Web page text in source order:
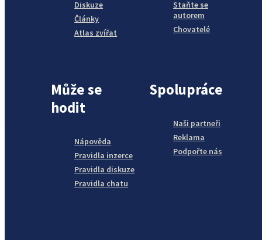
Diskuze
Články
Atlas zvířat
Staňte se
autorem
Chovatelé
Může se
hodit
Nápověda
Pravidla inzerce
Pravidla diskuze
Pravidla chatu
Spolupráce
Naši partneři
Reklama
Podpořte nás